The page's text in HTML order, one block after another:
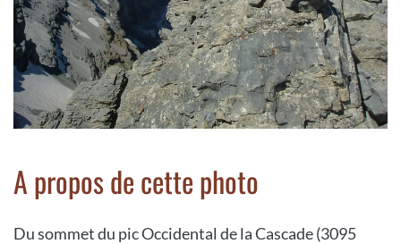
A propos de cette photo
Du sommet du pic Occidental de la Cascade (3095